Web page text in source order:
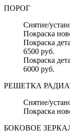
ПОРОГ
Снятие/
Покраска
Покраска
6500 руб.
Покраска
6000 руб.
РЕШЕТКА
Снятие/
Покраска
БОКОВОЕ